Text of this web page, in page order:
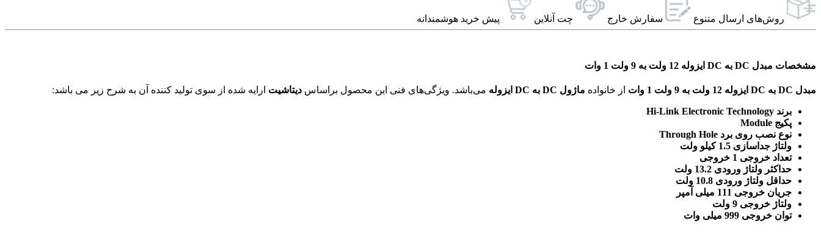
روش‌های ارسال‌ متنوع سفارش خارج چت آنلاین پیش خرید هوشمندانه
مشخصات مبدل DC به DC ایزوله 12 ولت به 9 ولت 1 وات
مبدل DC به DC ایزوله 12 ولت به 9 ولت 1 وات از خانواده ماژول DC به DC ایزوله دیتاشیت ارایه شده از سوی تولید کننده آن به شرح زیر می باشد:
برند Hi-Link Electronic Technology
پکیج Module
نوع نصب روی برد Through Hole
ولتاژ جداسازی 1.5 کیلو ولت
تعداد خروجی 1 خروجی
حداکثر ولتاژ ورودی 13.2 ولت
حداقل ولتاژ ورودی 10.8 ولت
جریان خروجی 111 میلی آمپر
ولتاژ خروجی 9 ولت
توان خروجی 999 میلی وات